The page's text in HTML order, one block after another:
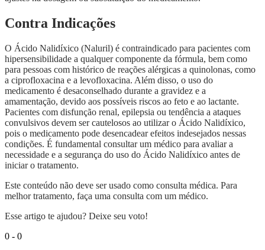
Contra Indicações
O Ácido Nalidíxico (Naluril) é contraindicado para pacientes com
hipersensibilidade a qualquer componente da fórmula, bem como
para pessoas com histórico de reações alérgicas a quinolonas, como
a ciprofloxacina e a levofloxacina. Além disso, o uso do
medicamento é desaconselhado durante a gravidez e a
amamentação, devido aos possíveis riscos ao feto e ao lactante.
Pacientes com disfunção renal, epilepsia ou tendência a ataques
convulsivos devem ser cautelosos ao utilizar o Ácido Nalidíxico,
pois o medicamento pode desencadear efeitos indesejados nessas
condições. É fundamental consultar um médico para avaliar a
necessidade e a segurança do uso do Ácido Nalidíxico antes de
iniciar o tratamento.
Este conteúdo não deve ser usado como consulta médica. Para
melhor tratamento, faça uma consulta com um médico.
Esse artigo te ajudou? Deixe seu voto!
0 - 0